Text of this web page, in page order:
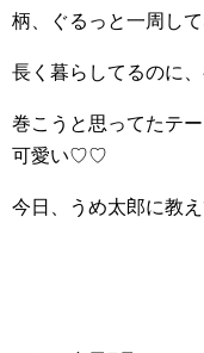
柄、ぐるっと一周し
長く暮らしてるのに
巻こうと思ってたテ
可愛い♡♡
今日、うめ太郎に教